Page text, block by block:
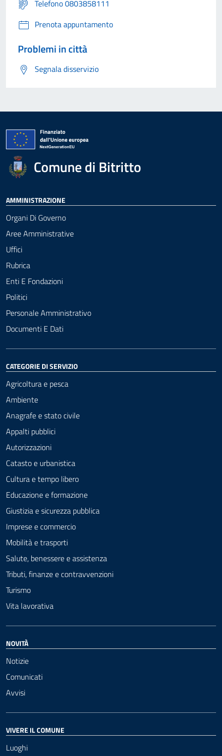
Telefono 0803858111
Prenota appuntamento
Problemi in città
Segnala disservizio
Comune di Bitritto
AMMINISTRAZIONE
Organi Di Governo
Aree Amministrative
Uffici
Rubrica
Enti E Fondazioni
Politici
Personale Amministrativo
Documenti E Dati
CATEGORIE DI SERVIZIO
Agricoltura e pesca
Ambiente
Anagrafe e stato civile
Appalti pubblici
Autorizzazioni
Catasto e urbanistica
Cultura e tempo libero
Educazione e formazione
Giustizia e sicurezza pubblica
Imprese e commercio
Mobilità e trasporti
Salute, benessere e assistenza
Tributi, finanze e contravvenzioni
Turismo
Vita lavorativa
NOVITÀ
Notizie
Comunicati
Avvisi
VIVERE IL COMUNE
Luoghi